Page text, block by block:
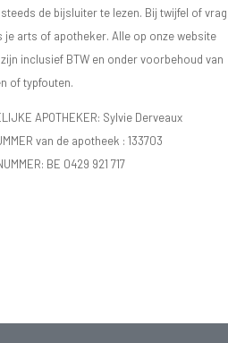
de bijsluiter te lezen. Bij twijfel of
je arts of apotheker. Alle op onze website
inclusief BTW en onder voorbehoud van
of typfouten.
APOTHEKER: Sylvie Derveaux
van de apotheek : 133703
BE 0429 921 717